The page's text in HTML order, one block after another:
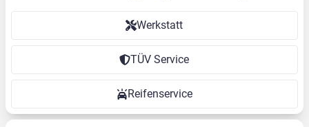
Werkstatt
TÜV Service
Reifenservice